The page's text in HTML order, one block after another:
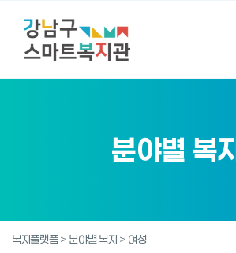
분야별 복지
복지플랫폼 > 분야별 복지 > 여성